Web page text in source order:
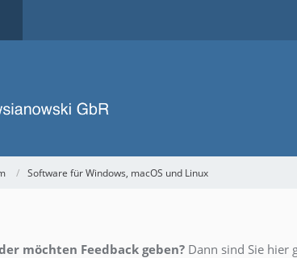
Software für Windows, macOS und Linux
möchten Feedback geben? Dann sind Sie hier